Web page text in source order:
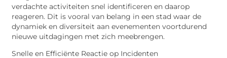
verdachte activiteiten snel identificeren en daarop
reageren. Dit is vooral van belang in een stad waar de
dynamiek en diversiteit aan evenementen voortdurend
nieuwe uitdagingen met zich meebrengen.
Snelle en Efficiënte Reactie op Incidenten